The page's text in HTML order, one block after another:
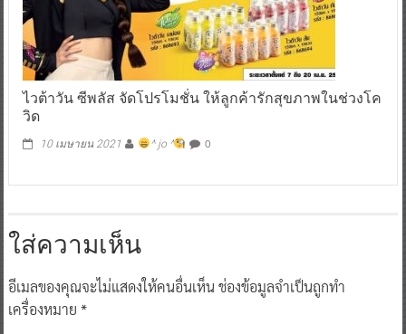
ไวต้าวัน ซีพลัส จัดโปรโมชั่น ให้ลูกค้ารักสุขภาพในช่วงโค
วิด
10 เมษายน 2021 ^ jo ^ 0
ใส่ความเห็น
อีเมลของคุณจะไม่แสดงให้คนอื่นเห็นช่องข้อมูลจำเป็นถูกทำ
เครื่องหมาย *